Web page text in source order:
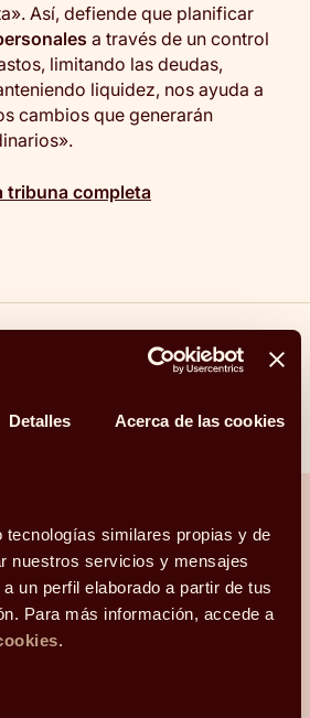
Detalles Acerca de las cookies
tecnologías similares propias y de
nuestros servicios y mensajes
un perfil elaborado a partir de tus
Para más información, accede a
.
Así, defiende que planificar
a través de un control
limitando las deudas,
liquidez, nos ayuda a
cambios que generarán
tribuna completa
X Whatsapp Telegram Email
orientarte con